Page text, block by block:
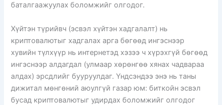
баталгаажуулах боломжийг олгодог.
Хүйтэн түрийвч (эсвэл хүйтэн хадгалалт) нь
криптовалютыг хадгалах арга бөгөөд ингэснээр
хувийн түлхүүр нь интернетэд хэзээ ч хүрэхгүй бөгөөд
ингэснээр алдагдал (улмаар хөрөнгөө хянах чадвараа
алдах) эрсдлийг бууруулдаг. Үндсэндээ энэ нь таны
дижитал мөнгөний аюулгүй газар юм: биткойн эсвэл
бусад криптовалютыг удирдах боломжийг олгодог